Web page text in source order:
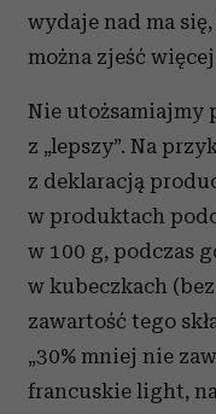
wydaje nad ma
można zjeść
Nie utożsamiajmy
z „lepszy”. Na
z deklaracją
w produktach
w 100 g, podczas
w kubeczkach
zawartość tego
„30% mniej nie
francuskie light,